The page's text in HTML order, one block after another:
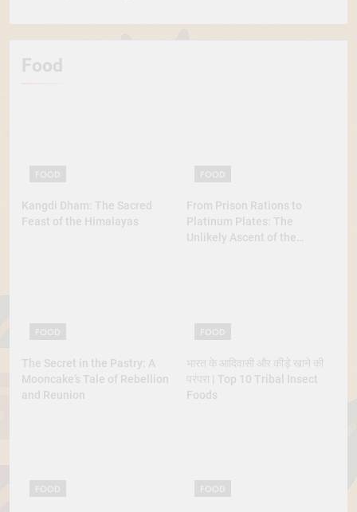
Food
Kangdi Dham: The Sacred
Feast of the Himalayas
From Prison Rations to
Platinum Plates: The
Unlikely Ascent of the
The Secret in the Pastry: A
Mooncake’s Tale of Rebellion
and Reunion
भारत के आदिवासी और कीड़े खाने की
परंपरा | Top 10 Tribal Insect
Foods